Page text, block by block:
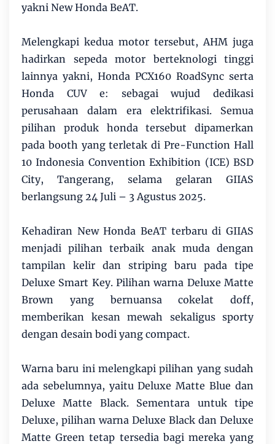
yakni New Honda BeAT.
Melengkapi kedua motor tersebut, AHM juga
hadirkan sepeda motor berteknologi tinggi
lainnya yakni, Honda PCX160 RoadSync serta
Honda CUV e: sebagai wujud dedikasi
perusahaan dalam era elektrifikasi. Semua
pilihan produk honda tersebut dipamerkan
pada booth yang terletak di Pre-Function Hall
10 Indonesia Convention Exhibition (ICE) BSD
City, Tangerang, selama gelaran GIIAS
berlangsung 24 Juli – 3 Agustus 2025.
Kehadiran New Honda BeAT terbaru di GIIAS
menjadi pilihan terbaik anak muda dengan
tampilan kelir dan striping baru pada tipe
Deluxe Smart Key. Pilihan warna Deluxe Matte
Brown yang bernuansa cokelat doff,
memberikan kesan mewah sekaligus sporty
dengan desain bodi yang compact.
Warna baru ini melengkapi pilihan yang sudah
ada sebelumnya, yaitu Deluxe Matte Blue dan
Deluxe Matte Black. Sementara untuk tipe
Deluxe, pilihan warna Deluxe Black dan Deluxe
Matte Green tetap tersedia bagi mereka yang